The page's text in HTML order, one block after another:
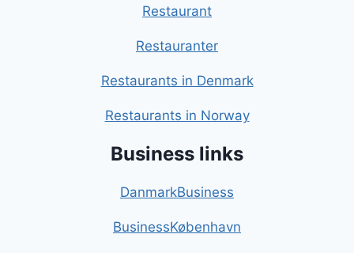
Restaurant
Restauranter
Restaurants in Denmark
Restaurants in Norway
Business links
DanmarkBusiness
BusinessKøbenhavn